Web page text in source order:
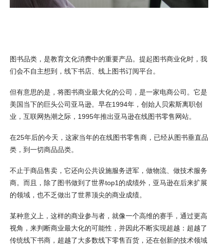
图书品类，是教育文化消费中的重要产品。提起图书商业化时，我
们会不自主想到，线下书店、线上图书订阅平台。
但有意思的是，将图书商业最大化的公司，是一家电商公司。它是
美国当下的巨头公司亚马逊。早在1994年，创始人贝索斯离职创
业，互联网热潮之际，1995年推出亚马逊在线图书零售网站。
在25年后的今天，这家当年的在线图书零售商，已经从图书垂直品
类，到一切商品品类。
不止于商品售卖，它还向公共设施服务进军，做物流、做技术服务
商。而且，除了图书做到了世界top1的成绩外，亚马逊在后来扩展
的领域，也不乏做出了世界顶尖的商业成绩。
某种意义上，这样的商业参与者，就像一个高维的赛手，通过更高
视角，来判断商业最大化的可能性，并因此不断实现超越：超越了
传统线下书商，超越了大多数线下零售百货，还在创新的技术领域